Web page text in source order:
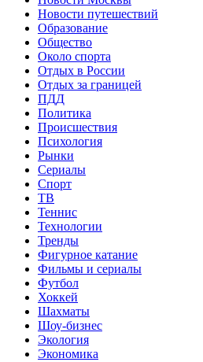
Новости путешествий
Образование
Общество
Около спорта
Отдых в России
Отдых за границей
ПДД
Политика
Происшествия
Психология
Рынки
Сериалы
Спорт
ТВ
Теннис
Технологии
Тренды
Фигурное катание
Фильмы и сериалы
Футбол
Хоккей
Шахматы
Шоу-бизнес
Экология
Экономика